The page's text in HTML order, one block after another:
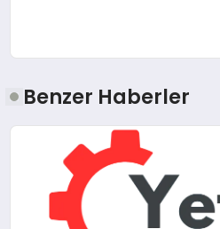
Benzer Haberler